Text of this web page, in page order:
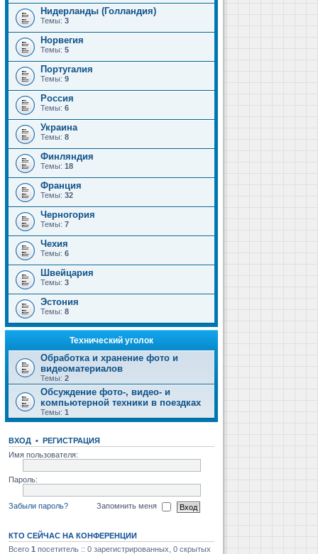
Нидерланды (Голландия)
Темы: 3
Норвегия
Темы: 5
Португалия
Темы: 9
Россия
Темы: 6
Украина
Темы: 8
Финляндия
Темы: 18
Франция
Темы: 32
Черногория
Темы: 7
Чехия
Темы: 6
Швейцария
Темы: 3
Эстония
Темы: 8
Технический уголок
Обработка и хранение фото и
видеоматериалов
Темы: 2
Обсуждение фото-, видео- и
компьютерной техники в поездках
Темы: 1
ВХОД • РЕГИСТРАЦИЯ
Имя пользователя:
Пароль:
Забыли пароль? Запомнить меня
КТО СЕЙЧАС НА КОНФЕРЕНЦИИ
Всего 1 посетитель :: 0 зарегистрированных, 0 скрытых